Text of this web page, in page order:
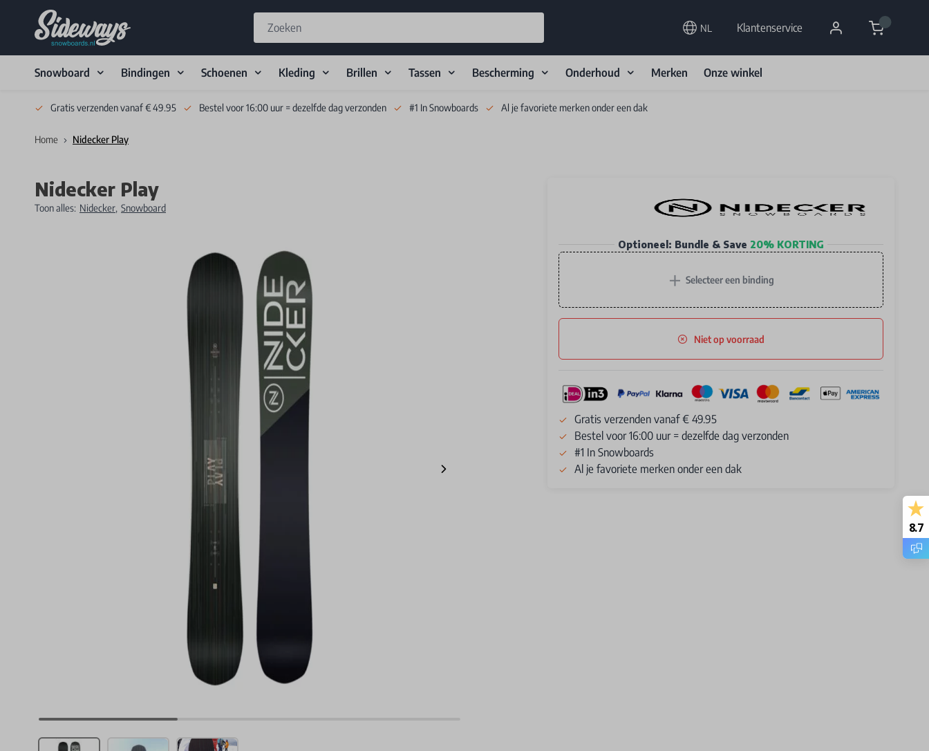
NL Klantenservice Cart
Snowboard Bindingen Schoenen Kleding Brillen Tassen Bescherming Onderhoud Merken Onze winkel
Gratis verzenden vanaf € 49.95 Bestel voor 16:00 uur = dezelfde dag verzonden #1 In Snowboards Al je favoriete merken onder een dak
Home Nidecker Play
Nidecker Play
Toon alles: Nidecker, Snowboard
Optioneel: Bundle & Save 20% KORTING
+ Selecteer een binding
Niet op voorraad
Gratis verzenden vanaf € 49.95
Bestel voor 16:00 uur = dezelfde dag verzonden
#1 In Snowboards
Al je favoriete merken onder een dak
8.7